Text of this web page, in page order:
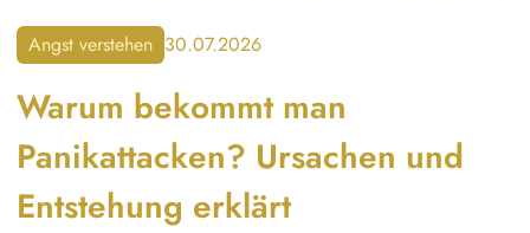
Angst verstehen 30.07.2026
Warum bekommt man
Panikattacken? Ursachen und
Entstehung erklärt